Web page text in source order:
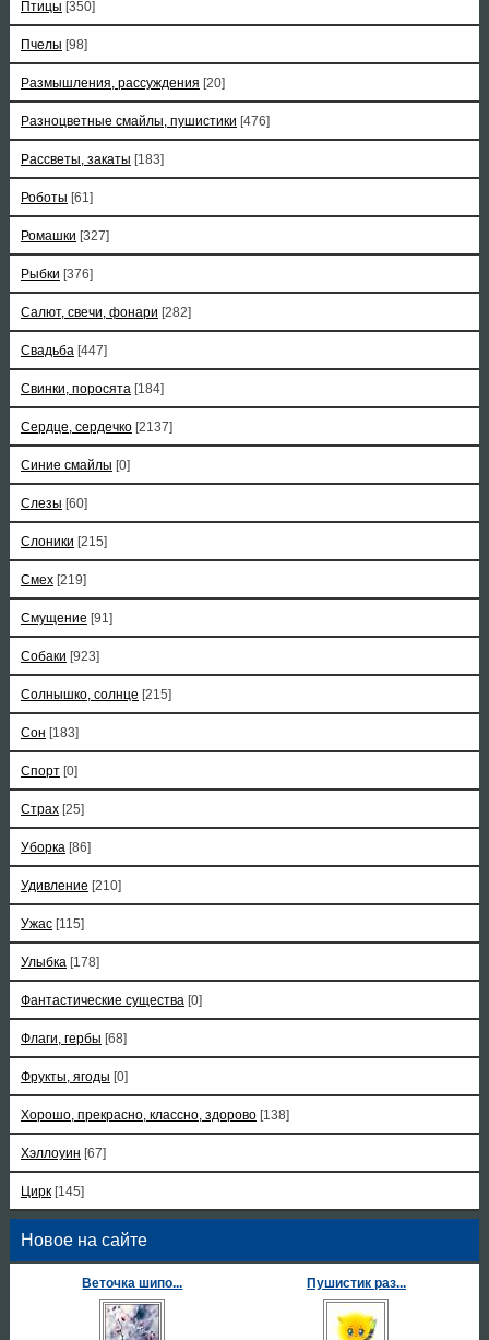
Птицы [350]
Пчелы [98]
Размышления, рассуждения [20]
Разноцветные смайлы, пушистики [476]
Рассветы, закаты [183]
Роботы [61]
Ромашки [327]
Рыбки [376]
Салют, свечи, фонари [282]
Свадьба [447]
Свинки, поросята [184]
Сердце, сердечко [2137]
Синие смайлы [0]
Слезы [60]
Слоники [215]
Смех [219]
Смущение [91]
Собаки [923]
Солнышко, солнце [215]
Сон [183]
Спорт [0]
Страх [25]
Уборка [86]
Удивление [210]
Ужас [115]
Улыбка [178]
Фантастические существа [0]
Флаги, гербы [68]
Фрукты, ягоды [0]
Хорошо, прекрасно, классно, здорово [138]
Хэллоуин [67]
Цирк [145]
Новое на сайте
Веточка шипо... Пушистик раз...